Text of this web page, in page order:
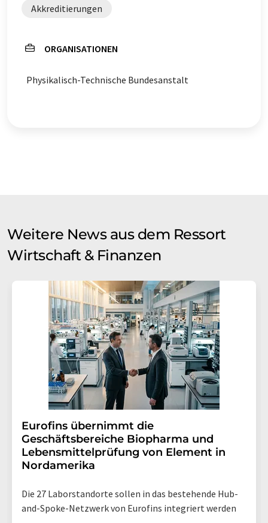
Akkreditierungen
ORGANISATIONEN
Physikalisch-Technische Bundesanstalt
Weitere News aus dem Ressort
Wirtschaft & Finanzen
Eurofins übernimmt die
Geschäftsbereiche Biopharma und
Lebensmittelprüfung von Element in
Nordamerika
Die 27 Laborstandorte sollen in das bestehende Hub-
and-Spoke-Netzwerk von Eurofins integriert werden